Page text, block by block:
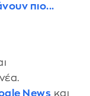
πιο...
News και